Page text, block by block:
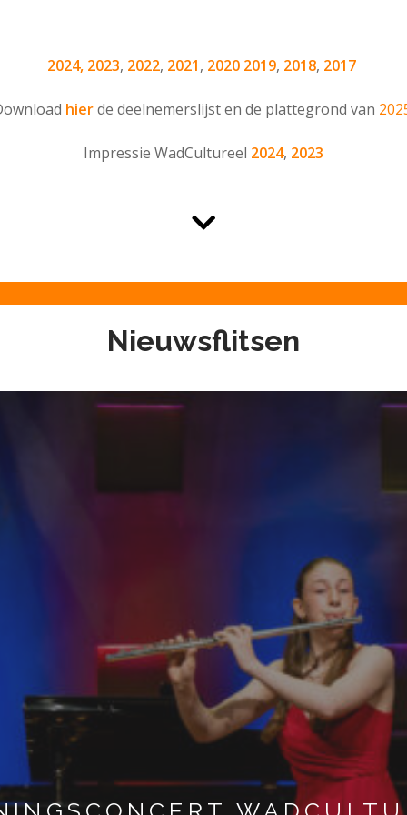
aan de
De
11 september
De
5
2024, 2023, 2022, 2021, 2020 2019, 2018, 2017
hierde deelnemerslijst en de plattegrond van
Impressie WadCultureel 2024, 2023
Nieuwsflitsen